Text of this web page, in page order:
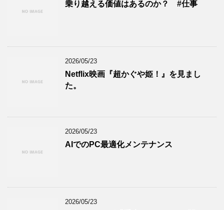
乗り越える価値はあるのか？ #仕事
2026/05/23
Netflix映画『超かぐや姫！』を見まし
た。
2026/05/23
AIでのPC最適化メンテナンス
2026/05/23